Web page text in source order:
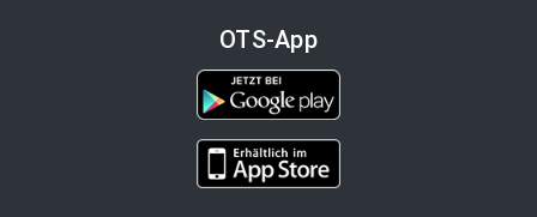
OTS-App